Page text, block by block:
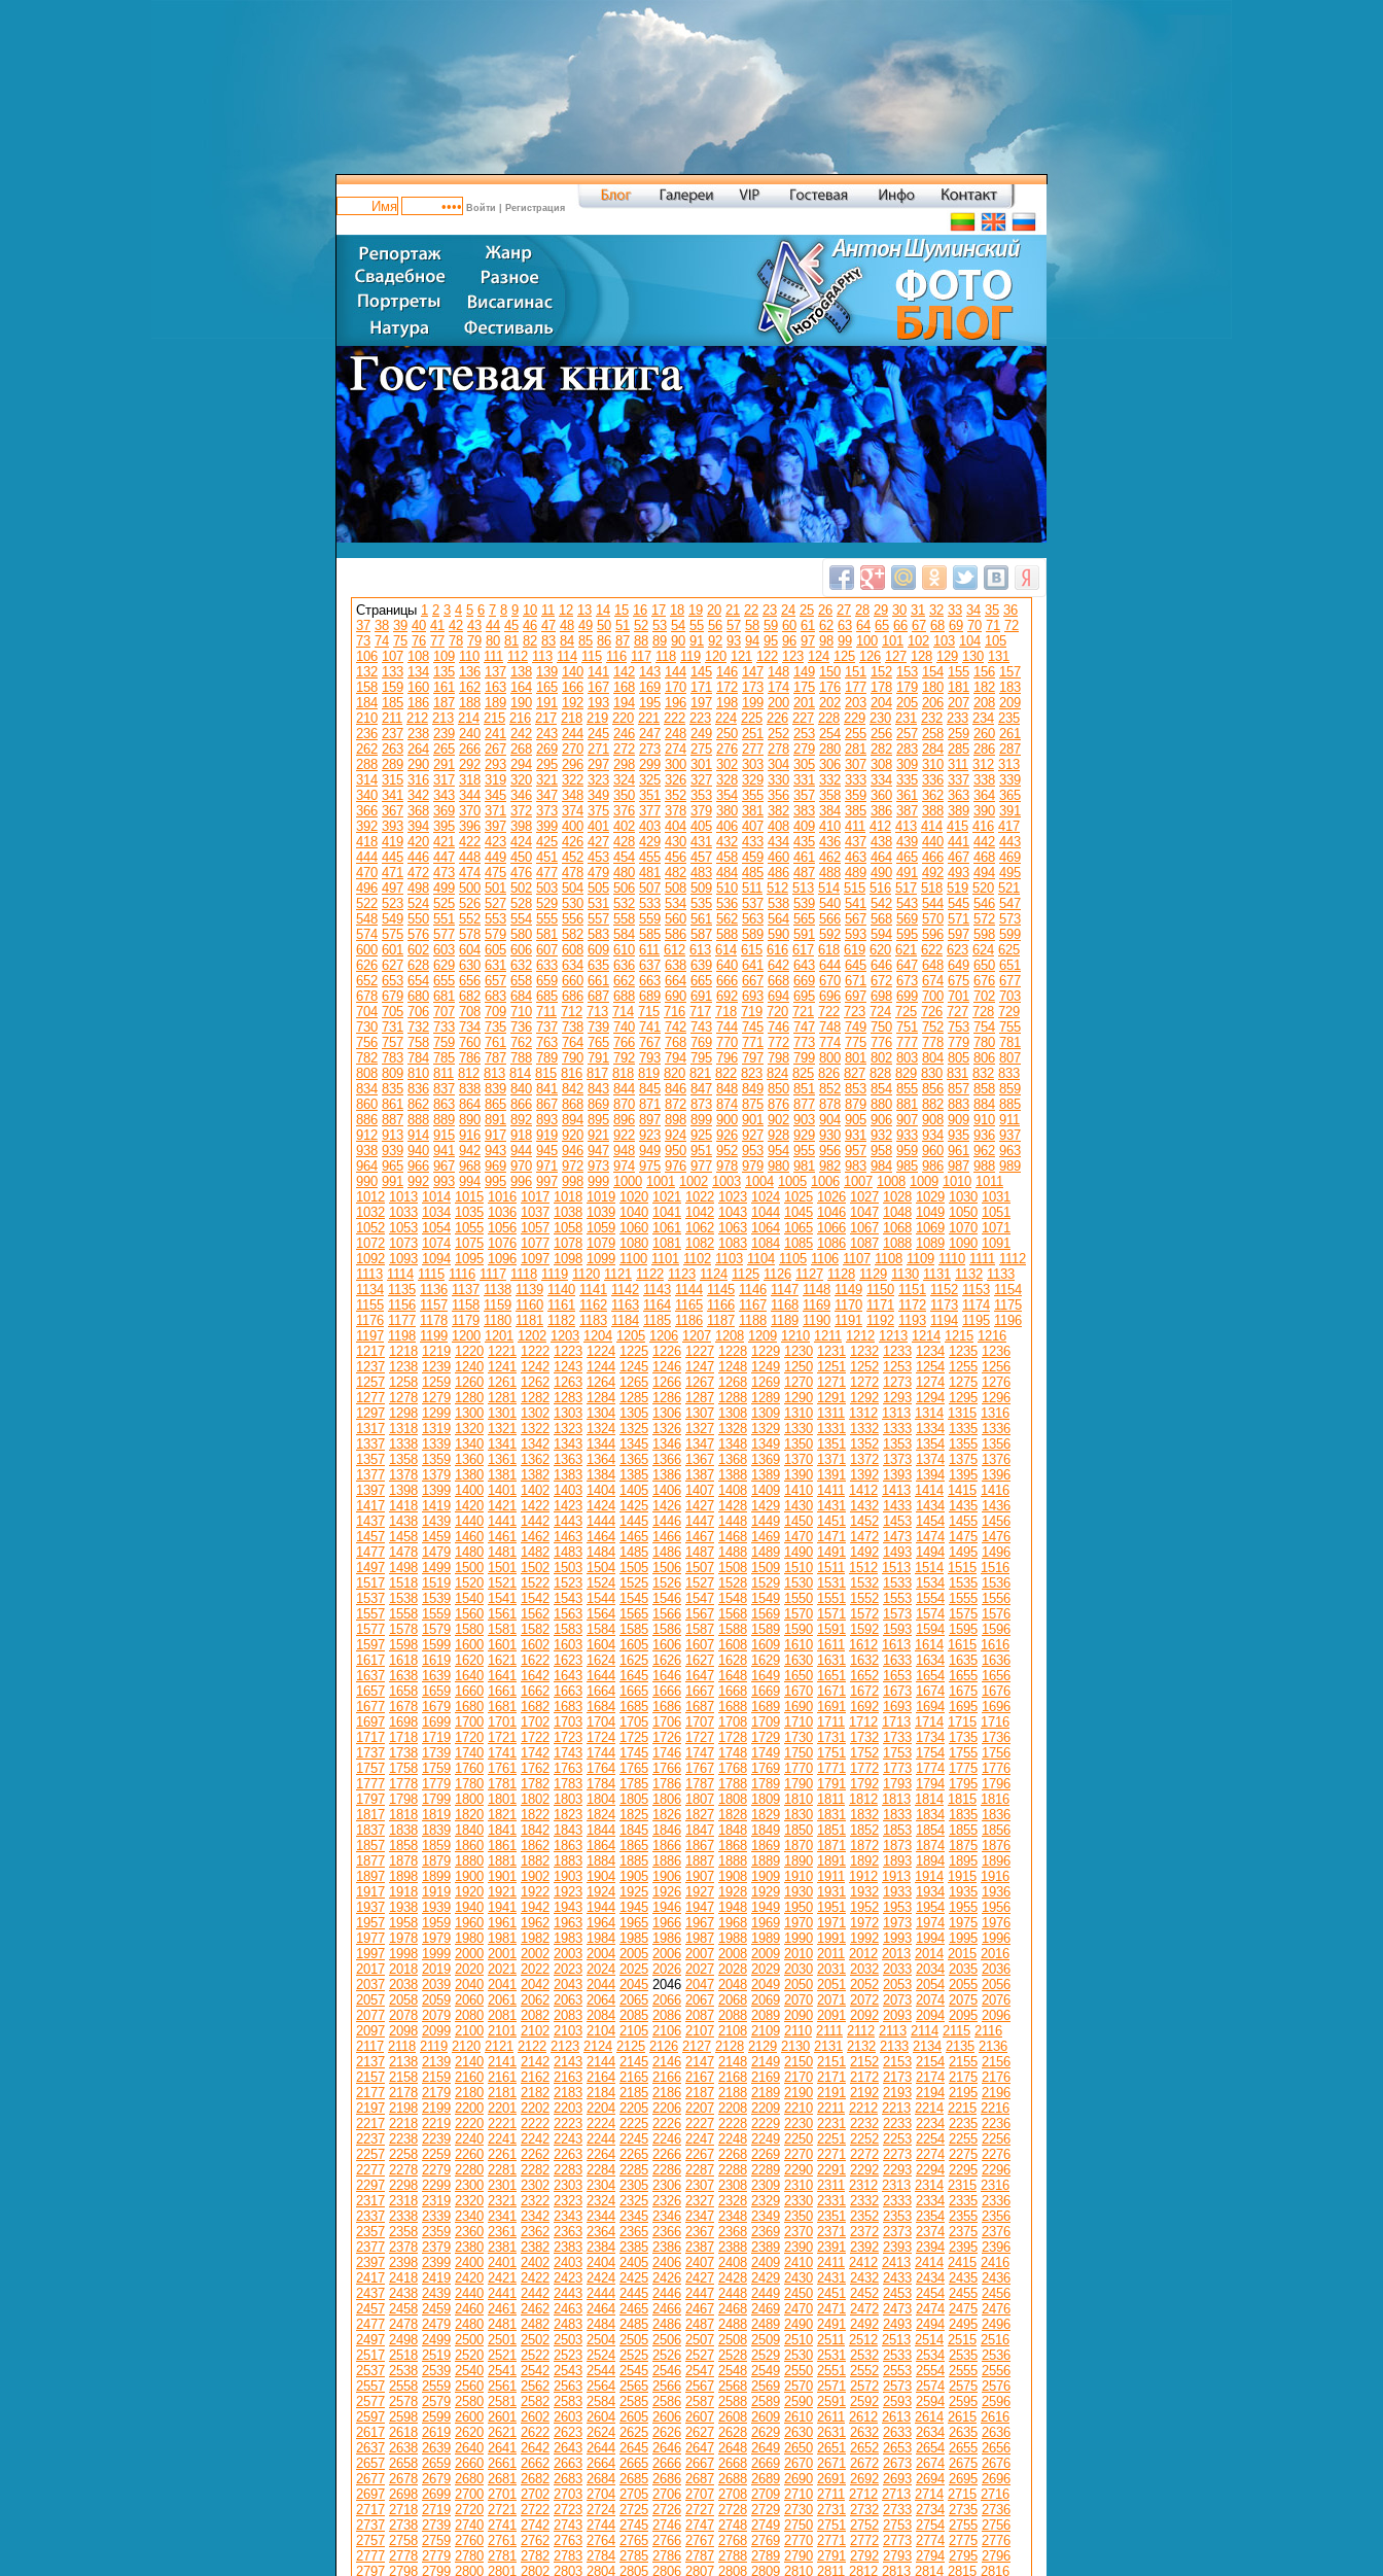
Войти Регистрация
Страницы 1 2 3 4 5 6 7 8 9 10 11 12 13 14 15 16 17 18 19 20 21 22 23 24 25 26 27 28 29 30 31 32 33 34 35 36
37 38 39 40 41 42 43 44 45 46 47 48 49 50 51 52 53 54 55 56 57 58 59 60 61 62 63 64 65 66 67 68 69 70 71 72
73 74 75 76 77 78 79 80 81 82 83 84 85 86 87 88 89 90 91 92 93 94 95 96 97 98 99 100 101 102 103 104 105
106 107 108 109 110 111 112 113 114 115 116 117 118 119 120 121 122 123 124 125 126 127 128 129 130 131
132 133 134 135 136 137 138 139 140 141 142 143 144 145 146 147 148 149 150 151 152 153 154 155 156 157
158 159 160 161 162 163 164 165 166 167 168 169 170 171 172 173 174 175 176 177 178 179 180 181 182 183
184 185 186 187 188 189 190 191 192 193 194 195 196 197 198 199 200 201 202 203 204 205 206 207 208 209
210 211 212 213 214 215 216 217 218 219 220 221 222 223 224 225 226 227 228 229 230 231 232 233 234 235
236 237 238 239 240 241 242 243 244 245 246 247 248 249 250 251 252 253 254 255 256 257 258 259 260 261
262 263 264 265 266 267 268 269 270 271 272 273 274 275 276 277 278 279 280 281 282 283 284 285 286 287
288 289 290 291 292 293 294 295 296 297 298 299 300 301 302 303 304 305 306 307 308 309 310 311 312 313
314 315 316 317 318 319 320 321 322 323 324 325 326 327 328 329 330 331 332 333 334 335 336 337 338 339
340 341 342 343 344 345 346 347 348 349 350 351 352 353 354 355 356 357 358 359 360 361 362 363 364 365
366 367 368 369 370 371 372 373 374 375 376 377 378 379 380 381 382 383 384 385 386 387 388 389 390 391
392 393 394 395 396 397 398 399 400 401 402 403 404 405 406 407 408 409 410 411 412 413 414 415 416 417
418 419 420 421 422 423 424 425 426 427 428 429 430 431 432 433 434 435 436 437 438 439 440 441 442 443
444 445 446 447 448 449 450 451 452 453 454 455 456 457 458 459 460 461 462 463 464 465 466 467 468 469
470 471 472 473 474 475 476 477 478 479 480 481 482 483 484 485 486 487 488 489 490 491 492 493 494 495
496 497 498 499 500 501 502 503 504 505 506 507 508 509 510 511 512 513 514 515 516 517 518 519 520 521
522 523 524 525 526 527 528 529 530 531 532 533 534 535 536 537 538 539 540 541 542 543 544 545 546 547
548 549 550 551 552 553 554 555 556 557 558 559 560 561 562 563 564 565 566 567 568 569 570 571 572 573
574 575 576 577 578 579 580 581 582 583 584 585 586 587 588 589 590 591 592 593 594 595 596 597 598 599
600 601 602 603 604 605 606 607 608 609 610 611 612 613 614 615 616 617 618 619 620 621 622 623 624 625
626 627 628 629 630 631 632 633 634 635 636 637 638 639 640 641 642 643 644 645 646 647 648 649 650 651
652 653 654 655 656 657 658 659 660 661 662 663 664 665 666 667 668 669 670 671 672 673 674 675 676 677
678 679 680 681 682 683 684 685 686 687 688 689 690 691 692 693 694 695 696 697 698 699 700 701 702 703
704 705 706 707 708 709 710 711 712 713 714 715 716 717 718 719 720 721 722 723 724 725 726 727 728 729
730 731 732 733 734 735 736 737 738 739 740 741 742 743 744 745 746 747 748 749 750 751 752 753 754 755
756 757 758 759 760 761 762 763 764 765 766 767 768 769 770 771 772 773 774 775 776 777 778 779 780 781
782 783 784 785 786 787 788 789 790 791 792 793 794 795 796 797 798 799 800 801 802 803 804 805 806 807
808 809 810 811 812 813 814 815 816 817 818 819 820 821 822 823 824 825 826 827 828 829 830 831 832 833
834 835 836 837 838 839 840 841 842 843 844 845 846 847 848 849 850 851 852 853 854 855 856 857 858 859
860 861 862 863 864 865 866 867 868 869 870 871 872 873 874 875 876 877 878 879 880 881 882 883 884 885
886 887 888 889 890 891 892 893 894 895 896 897 898 899 900 901 902 903 904 905 906 907 908 909 910 911
912 913 914 915 916 917 918 919 920 921 922 923 924 925 926 927 928 929 930 931 932 933 934 935 936 937
938 939 940 941 942 943 944 945 946 947 948 949 950 951 952 953 954 955 956 957 958 959 960 961 962 963
964 965 966 967 968 969 970 971 972 973 974 975 976 977 978 979 980 981 982 983 984 985 986 987 988 989
990 991 992 993 994 995 996 997 998 999 1000 1001 1002 1003 1004 1005 1006 1007 1008 1009 1010 1011
1012 1013 1014 1015 1016 1017 1018 1019 1020 1021 1022 1023 1024 1025 1026 1027 1028 1029 1030 1031
1032 1033 1034 1035 1036 1037 1038 1039 1040 1041 1042 1043 1044 1045 1046 1047 1048 1049 1050 1051
1052 1053 1054 1055 1056 1057 1058 1059 1060 1061 1062 1063 1064 1065 1066 1067 1068 1069 1070 1071
1072 1073 1074 1075 1076 1077 1078 1079 1080 1081 1082 1083 1084 1085 1086 1087 1088 1089 1090 1091
1092 1093 1094 1095 1096 1097 1098 1099 1100 1101 1102 1103 1104 1105 1106 1107 1108 1109 1110 1111 1112
1113 1114 1115 1116 1117 1118 1119 1120 1121 1122 1123 1124 1125 1126 1127 1128 1129 1130 1131 1132 1133
1134 1135 1136 1137 1138 1139 1140 1141 1142 1143 1144 1145 1146 1147 1148 1149 1150 1151 1152 1153 1154
1155 1156 1157 1158 1159 1160 1161 1162 1163 1164 1165 1166 1167 1168 1169 1170 1171 1172 1173 1174 1175
1176 1177 1178 1179 1180 1181 1182 1183 1184 1185 1186 1187 1188 1189 1190 1191 1192 1193 1194 1195 1196
1197 1198 1199 1200 1201 1202 1203 1204 1205 1206 1207 1208 1209 1210 1211 1212 1213 1214 1215 1216
1217 1218 1219 1220 1221 1222 1223 1224 1225 1226 1227 1228 1229 1230 1231 1232 1233 1234 1235 1236
1237 1238 1239 1240 1241 1242 1243 1244 1245 1246 1247 1248 1249 1250 1251 1252 1253 1254 1255 1256
1257 1258 1259 1260 1261 1262 1263 1264 1265 1266 1267 1268 1269 1270 1271 1272 1273 1274 1275 1276
1277 1278 1279 1280 1281 1282 1283 1284 1285 1286 1287 1288 1289 1290 1291 1292 1293 1294 1295 1296
1297 1298 1299 1300 1301 1302 1303 1304 1305 1306 1307 1308 1309 1310 1311 1312 1313 1314 1315 1316
1317 1318 1319 1320 1321 1322 1323 1324 1325 1326 1327 1328 1329 1330 1331 1332 1333 1334 1335 1336
1337 1338 1339 1340 1341 1342 1343 1344 1345 1346 1347 1348 1349 1350 1351 1352 1353 1354 1355 1356
1357 1358 1359 1360 1361 1362 1363 1364 1365 1366 1367 1368 1369 1370 1371 1372 1373 1374 1375 1376
1377 1378 1379 1380 1381 1382 1383 1384 1385 1386 1387 1388 1389 1390 1391 1392 1393 1394 1395 1396
1397 1398 1399 1400 1401 1402 1403 1404 1405 1406 1407 1408 1409 1410 1411 1412 1413 1414 1415 1416
1417 1418 1419 1420 1421 1422 1423 1424 1425 1426 1427 1428 1429 1430 1431 1432 1433 1434 1435 1436
1437 1438 1439 1440 1441 1442 1443 1444 1445 1446 1447 1448 1449 1450 1451 1452 1453 1454 1455 1456
1457 1458 1459 1460 1461 1462 1463 1464 1465 1466 1467 1468 1469 1470 1471 1472 1473 1474 1475 1476
1477 1478 1479 1480 1481 1482 1483 1484 1485 1486 1487 1488 1489 1490 1491 1492 1493 1494 1495 1496
1497 1498 1499 1500 1501 1502 1503 1504 1505 1506 1507 1508 1509 1510 1511 1512 1513 1514 1515 1516
1517 1518 1519 1520 1521 1522 1523 1524 1525 1526 1527 1528 1529 1530 1531 1532 1533 1534 1535 1536
1537 1538 1539 1540 1541 1542 1543 1544 1545 1546 1547 1548 1549 1550 1551 1552 1553 1554 1555 1556
1557 1558 1559 1560 1561 1562 1563 1564 1565 1566 1567 1568 1569 1570 1571 1572 1573 1574 1575 1576
1577 1578 1579 1580 1581 1582 1583 1584 1585 1586 1587 1588 1589 1590 1591 1592 1593 1594 1595 1596
1597 1598 1599 1600 1601 1602 1603 1604 1605 1606 1607 1608 1609 1610 1611 1612 1613 1614 1615 1616
1617 1618 1619 1620 1621 1622 1623 1624 1625 1626 1627 1628 1629 1630 1631 1632 1633 1634 1635 1636
1637 1638 1639 1640 1641 1642 1643 1644 1645 1646 1647 1648 1649 1650 1651 1652 1653 1654 1655 1656
1657 1658 1659 1660 1661 1662 1663 1664 1665 1666 1667 1668 1669 1670 1671 1672 1673 1674 1675 1676
1677 1678 1679 1680 1681 1682 1683 1684 1685 1686 1687 1688 1689 1690 1691 1692 1693 1694 1695 1696
1697 1698 1699 1700 1701 1702 1703 1704 1705 1706 1707 1708 1709 1710 1711 1712 1713 1714 1715 1716
1717 1718 1719 1720 1721 1722 1723 1724 1725 1726 1727 1728 1729 1730 1731 1732 1733 1734 1735 1736
1737 1738 1739 1740 1741 1742 1743 1744 1745 1746 1747 1748 1749 1750 1751 1752 1753 1754 1755 1756
1757 1758 1759 1760 1761 1762 1763 1764 1765 1766 1767 1768 1769 1770 1771 1772 1773 1774 1775 1776
1777 1778 1779 1780 1781 1782 1783 1784 1785 1786 1787 1788 1789 1790 1791 1792 1793 1794 1795 1796
1797 1798 1799 1800 1801 1802 1803 1804 1805 1806 1807 1808 1809 1810 1811 1812 1813 1814 1815 1816
1817 1818 1819 1820 1821 1822 1823 1824 1825 1826 1827 1828 1829 1830 1831 1832 1833 1834 1835 1836
1837 1838 1839 1840 1841 1842 1843 1844 1845 1846 1847 1848 1849 1850 1851 1852 1853 1854 1855 1856
1857 1858 1859 1860 1861 1862 1863 1864 1865 1866 1867 1868 1869 1870 1871 1872 1873 1874 1875 1876
1877 1878 1879 1880 1881 1882 1883 1884 1885 1886 1887 1888 1889 1890 1891 1892 1893 1894 1895 1896
1897 1898 1899 1900 1901 1902 1903 1904 1905 1906 1907 1908 1909 1910 1911 1912 1913 1914 1915 1916
1917 1918 1919 1920 1921 1922 1923 1924 1925 1926 1927 1928 1929 1930 1931 1932 1933 1934 1935 1936
1937 1938 1939 1940 1941 1942 1943 1944 1945 1946 1947 1948 1949 1950 1951 1952 1953 1954 1955 1956
1957 1958 1959 1960 1961 1962 1963 1964 1965 1966 1967 1968 1969 1970 1971 1972 1973 1974 1975 1976
1977 1978 1979 1980 1981 1982 1983 1984 1985 1986 1987 1988 1989 1990 1991 1992 1993 1994 1995 1996
1997 1998 1999 2000 2001 2002 2003 2004 2005 2006 2007 2008 2009 2010 2011 2012 2013 2014 2015 2016
2017 2018 2019 2020 2021 2022 2023 2024 2025 2026 2027 2028 2029 2030 2031 2032 2033 2034 2035 2036
2037 2038 2039 2040 2041 2042 2043 2044 2045 2046 2047 2048 2049 2050 2051 2052 2053 2054 2055 2056
2057 2058 2059 2060 2061 2062 2063 2064 2065 2066 2067 2068 2069 2070 2071 2072 2073 2074 2075 2076
2077 2078 2079 2080 2081 2082 2083 2084 2085 2086 2087 2088 2089 2090 2091 2092 2093 2094 2095 2096
2097 2098 2099 2100 2101 2102 2103 2104 2105 2106 2107 2108 2109 2110 2111 2112 2113 2114 2115 2116
2117 2118 2119 2120 2121 2122 2123 2124 2125 2126 2127 2128 2129 2130 2131 2132 2133 2134 2135 2136
2137 2138 2139 2140 2141 2142 2143 2144 2145 2146 2147 2148 2149 2150 2151 2152 2153 2154 2155 2156
2157 2158 2159 2160 2161 2162 2163 2164 2165 2166 2167 2168 2169 2170 2171 2172 2173 2174 2175 2176
2177 2178 2179 2180 2181 2182 2183 2184 2185 2186 2187 2188 2189 2190 2191 2192 2193 2194 2195 2196
2197 2198 2199 2200 2201 2202 2203 2204 2205 2206 2207 2208 2209 2210 2211 2212 2213 2214 2215 2216
2217 2218 2219 2220 2221 2222 2223 2224 2225 2226 2227 2228 2229 2230 2231 2232 2233 2234 2235 2236
2237 2238 2239 2240 2241 2242 2243 2244 2245 2246 2247 2248 2249 2250 2251 2252 2253 2254 2255 2256
2257 2258 2259 2260 2261 2262 2263 2264 2265 2266 2267 2268 2269 2270 2271 2272 2273 2274 2275 2276
2277 2278 2279 2280 2281 2282 2283 2284 2285 2286 2287 2288 2289 2290 2291 2292 2293 2294 2295 2296
2297 2298 2299 2300 2301 2302 2303 2304 2305 2306 2307 2308 2309 2310 2311 2312 2313 2314 2315 2316
2317 2318 2319 2320 2321 2322 2323 2324 2325 2326 2327 2328 2329 2330 2331 2332 2333 2334 2335 2336
2337 2338 2339 2340 2341 2342 2343 2344 2345 2346 2347 2348 2349 2350 2351 2352 2353 2354 2355 2356
2357 2358 2359 2360 2361 2362 2363 2364 2365 2366 2367 2368 2369 2370 2371 2372 2373 2374 2375 2376
2377 2378 2379 2380 2381 2382 2383 2384 2385 2386 2387 2388 2389 2390 2391 2392 2393 2394 2395 2396
2397 2398 2399 2400 2401 2402 2403 2404 2405 2406 2407 2408 2409 2410 2411 2412 2413 2414 2415 2416
2417 2418 2419 2420 2421 2422 2423 2424 2425 2426 2427 2428 2429 2430 2431 2432 2433 2434 2435 2436
2437 2438 2439 2440 2441 2442 2443 2444 2445 2446 2447 2448 2449 2450 2451 2452 2453 2454 2455 2456
2457 2458 2459 2460 2461 2462 2463 2464 2465 2466 2467 2468 2469 2470 2471 2472 2473 2474 2475 2476
2477 2478 2479 2480 2481 2482 2483 2484 2485 2486 2487 2488 2489 2490 2491 2492 2493 2494 2495 2496
2497 2498 2499 2500 2501 2502 2503 2504 2505 2506 2507 2508 2509 2510 2511 2512 2513 2514 2515 2516
2517 2518 2519 2520 2521 2522 2523 2524 2525 2526 2527 2528 2529 2530 2531 2532 2533 2534 2535 2536
2537 2538 2539 2540 2541 2542 2543 2544 2545 2546 2547 2548 2549 2550 2551 2552 2553 2554 2555 2556
2557 2558 2559 2560 2561 2562 2563 2564 2565 2566 2567 2568 2569 2570 2571 2572 2573 2574 2575 2576
2577 2578 2579 2580 2581 2582 2583 2584 2585 2586 2587 2588 2589 2590 2591 2592 2593 2594 2595 2596
2597 2598 2599 2600 2601 2602 2603 2604 2605 2606 2607 2608 2609 2610 2611 2612 2613 2614 2615 2616
2617 2618 2619 2620 2621 2622 2623 2624 2625 2626 2627 2628 2629 2630 2631 2632 2633 2634 2635 2636
2637 2638 2639 2640 2641 2642 2643 2644 2645 2646 2647 2648 2649 2650 2651 2652 2653 2654 2655 2656
2657 2658 2659 2660 2661 2662 2663 2664 2665 2666 2667 2668 2669 2670 2671 2672 2673 2674 2675 2676
2677 2678 2679 2680 2681 2682 2683 2684 2685 2686 2687 2688 2689 2690 2691 2692 2693 2694 2695 2696
2697 2698 2699 2700 2701 2702 2703 2704 2705 2706 2707 2708 2709 2710 2711 2712 2713 2714 2715 2716
2717 2718 2719 2720 2721 2722 2723 2724 2725 2726 2727 2728 2729 2730 2731 2732 2733 2734 2735 2736
2737 2738 2739 2740 2741 2742 2743 2744 2745 2746 2747 2748 2749 2750 2751 2752 2753 2754 2755 2756
2757 2758 2759 2760 2761 2762 2763 2764 2765 2766 2767 2768 2769 2770 2771 2772 2773 2774 2775 2776
2777 2778 2779 2780 2781 2782 2783 2784 2785 2786 2787 2788 2789 2790 2791 2792 2793 2794 2795 2796
2797 2798 2799 2800 2801 2802 2803 2804 2805 2806 2807 2808 2809 2810 2811 2812 2813 2814 2815 2816